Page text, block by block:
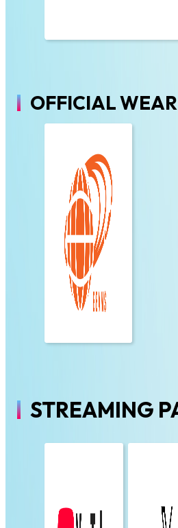
OFFICIAL
STREAMING